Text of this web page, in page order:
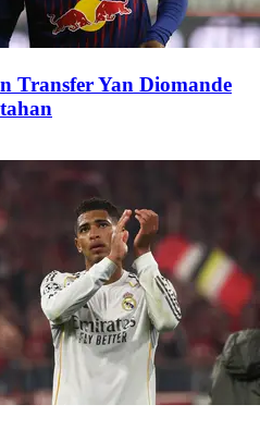
Transfer Yan Diomande